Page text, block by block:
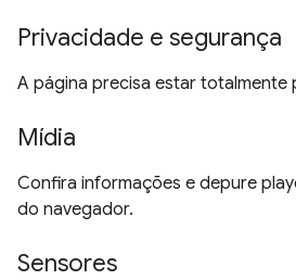
Privacidade e segurança
A página precisa estar totalmente
Mídia
Confira informações e depure
do navegador.
Sensores